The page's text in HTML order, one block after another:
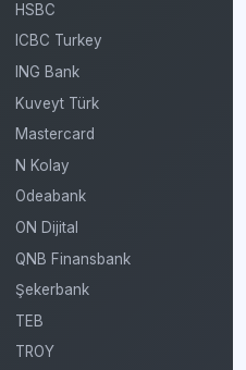
HSBC
ICBC Turkey
ING Bank
Kuveyt Türk
Mastercard
N Kolay
Odeabank
ON Dijital
QNB Finansbank
Şekerbank
TEB
TROY